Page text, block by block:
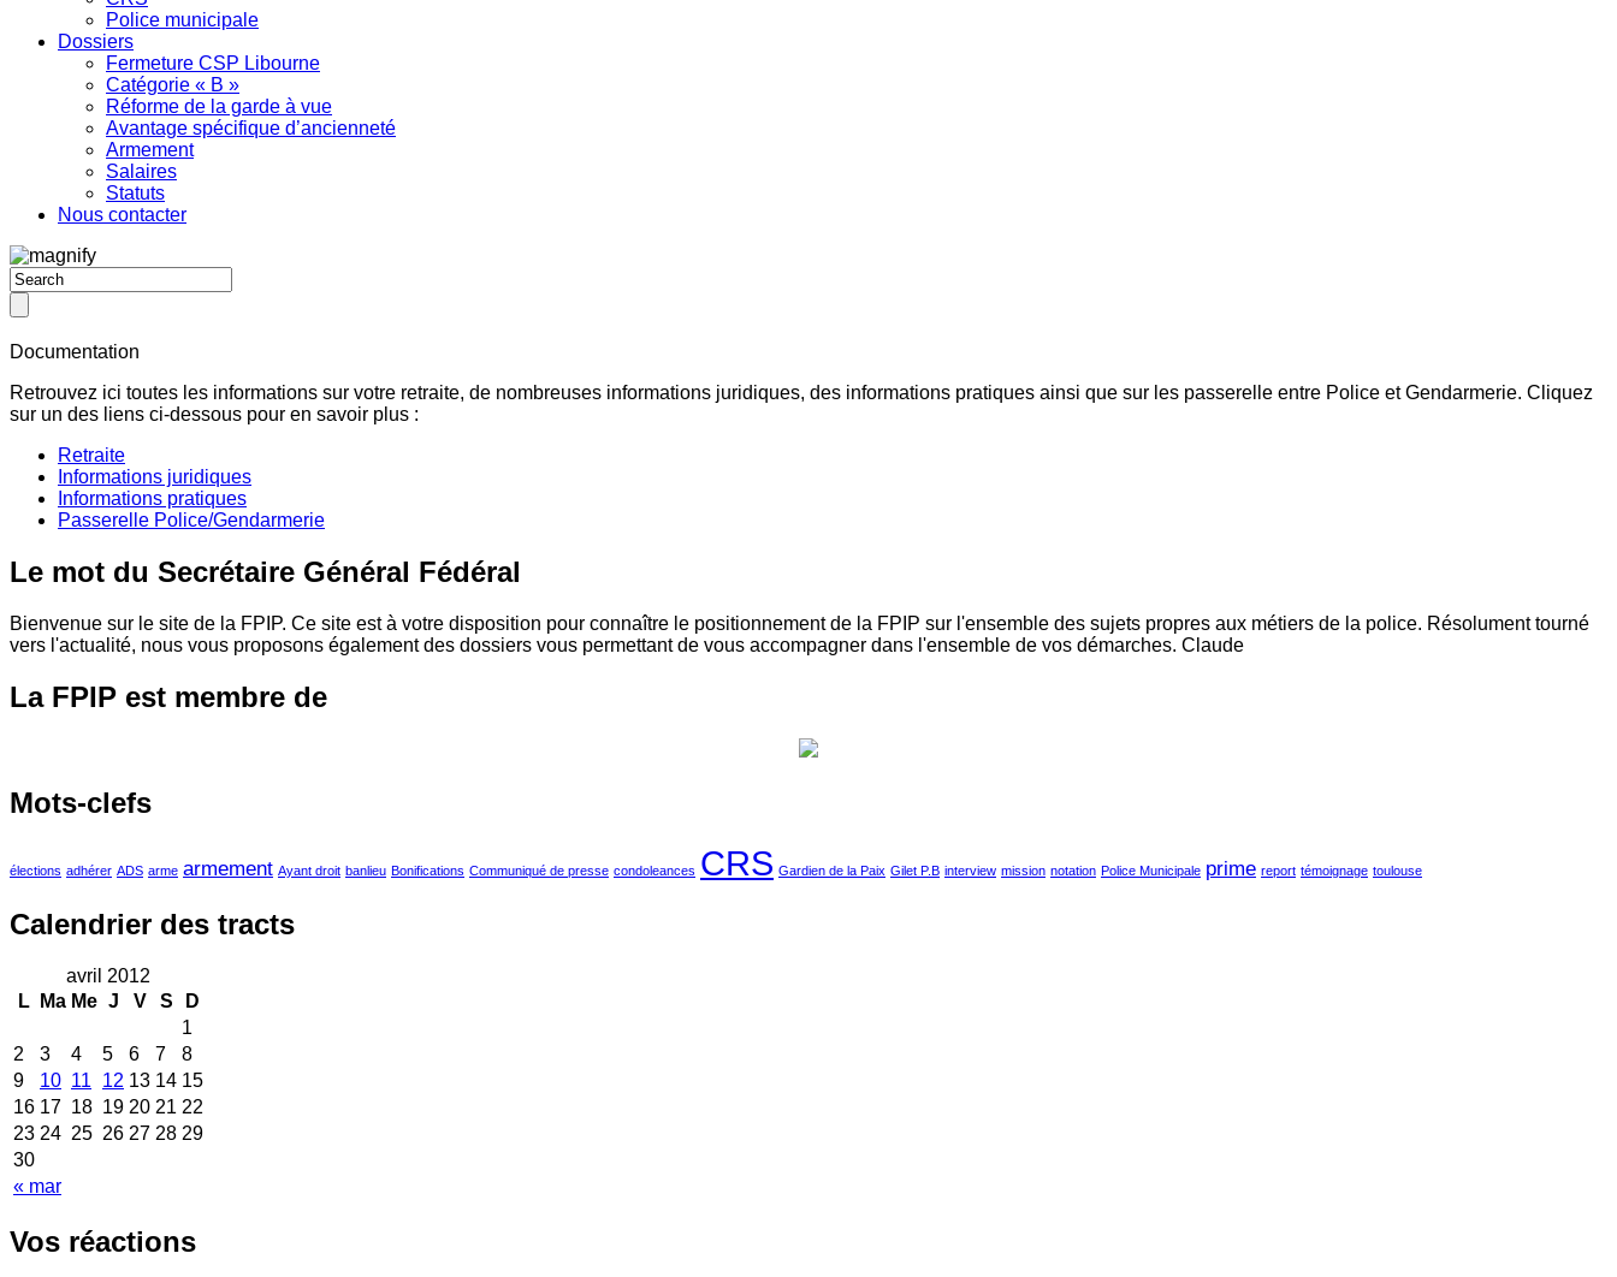
Police municipale
Dossiers
Fermeture CSP Libourne
Catégorie « B »
Réforme de la garde à vue
Avantage spécifique d’ancienneté
Armement
Salaires
Statuts
Nous contacter
Documentation
Retrouvez ici toutes les informations sur votre retraite, de nombreuses informations juridiques, des informations pratiques ainsi que sur les passerelle entre Police et Gendarmerie. Cliquez
sur un des liens ci-dessous pour en savoir plus :
Retraite
Informations juridiques
Informations pratiques
Passerelle Police/Gendarmerie
Le mot du Secrétaire Général Fédéral
Bienvenue sur le site de la FPIP. Ce site est à votre disposition pour connaître le positionnement de la FPIP sur l'ensemble des sujets propres aux métiers de la police. Résolument tourné
vers l'actualité, nous vous proposons également des dossiers vous permettant de vous accompagner dans l'ensemble de vos démarches. Claude
La FPIP est membre de
Mots-clefs
élections adhérer ADS arme armement Ayant droit banlieu Bonifications Communiqué de presse condoleances CRS Gardien de la Paix Gilet P.B interview mission notation Police Municipale prime report témoignage toulouse
Calendrier des tracts
avril 2012
L
Ma Me J V S D
« mar
1
2
3 4 5 6 7
8
9
10 11 12 13 14 15
16 17 18 19 20 21 22
23 24 25 26 27 28 29
30
Vos réactions